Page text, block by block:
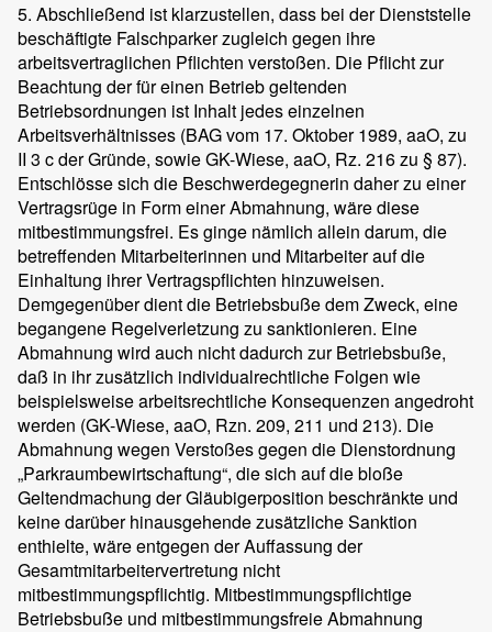
5. Abschließend ist klarzustellen, dass bei der Dienststelle
beschäftigte Falschparker zugleich gegen ihre
arbeitsvertraglichen Pflichten verstoßen. Die Pflicht zur
Beachtung der für einen Betrieb geltenden
Betriebsordnungen ist Inhalt jedes einzelnen
Arbeitsverhältnisses (BAG vom 17. Oktober 1989, aaO, zu
II 3 c der Gründe, sowie GK-Wiese, aaO, Rz. 216 zu § 87).
Entschlösse sich die Beschwerdegegnerin daher zu einer
Vertragsrüge in Form einer Abmahnung, wäre diese
mitbestimmungsfrei. Es ginge nämlich allein darum, die
betreffenden Mitarbeiterinnen und Mitarbeiter auf die
Einhaltung ihrer Vertragspflichten hinzuweisen.
Demgegenüber dient die Betriebsbuße dem Zweck, eine
begangene Regelverletzung zu sanktionieren. Eine
Abmahnung wird auch nicht dadurch zur Betriebsbuße,
daß in ihr zusätzlich individualrechtliche Folgen wie
beispielsweise arbeitsrechtliche Konsequenzen angedroht
werden (GK-Wiese, aaO, Rzn. 209, 211 und 213). Die
Abmahnung wegen Verstoßes gegen die Dienstordnung
„Parkraumbewirtschaftung“, die sich auf die bloße
Geltendmachung der Gläubigerposition beschränkte und
keine darüber hinausgehende zusätzliche Sanktion
enthielte, wäre entgegen der Auffassung der
Gesamtmitarbeitervertretung nicht
mitbestimmungspflichtig. Mitbestimmungspflichtige
Betriebsbuße und mitbestimmungsfreie Abmahnung